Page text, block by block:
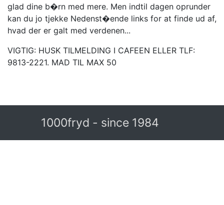
glad dine b�rn med mere. Men indtil dagen oprunder
kan du jo tjekke Nedenst�ende links for at finde ud af,
hvad der er galt med verdenen...
VIGTIG: HUSK TILMELDING I CAFEEN ELLER TLF:
9813-2221. MAD TIL MAX 50
1000fryd - since 1984